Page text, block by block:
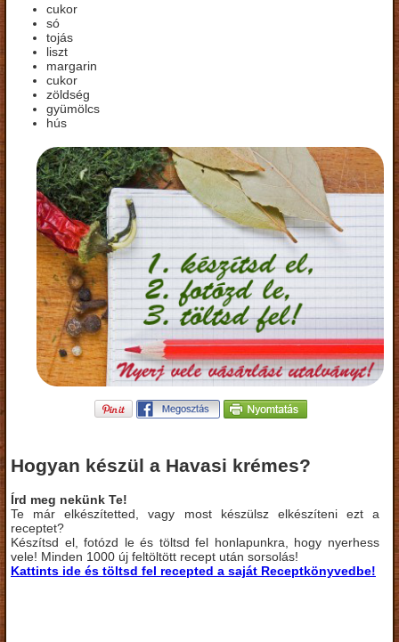
cukor
só
tojás
liszt
margarin
cukor
zöldség
gyümölcs
hús
Hogyan készül a Havasi krémes?
Írd meg nekünk Te!
Te már elkészítetted, vagy most készülsz elkészíteni ezt a
receptet?
Készítsd el, fotózd le és töltsd fel honlapunkra, hogy nyerhess
vele! Minden 1000 új feltöltött recept után sorsolás!
Kattints ide és töltsd fel recepted a saját Receptkönyvedbe!